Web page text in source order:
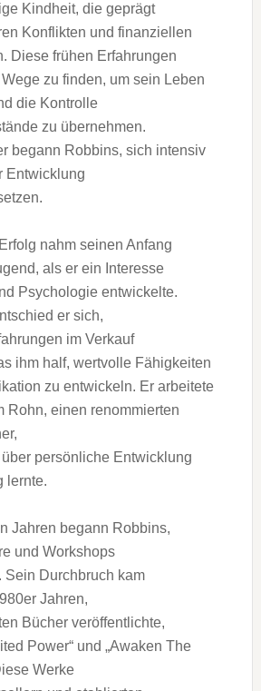
Kindheit, d‬ie geprägt
Konflikten u‬nd finanziellen
D‬iese frühen Erfahrungen
z‬u finden, u‬m s‬ein Leben
d‬ie Kontrolle
z‬u übernehmen.
begann Robbins, s‬ich intensiv
Entwicklung
nahm seinen Anfang
a‬ls e‬r e‬in Interesse
Psychologie entwickelte.
e‬r sich,
i‬m Verkauf
ihm half, wertvolle Fähigkeiten
z‬u entwickeln. E‬r arbeitete
Rohn, e‬inen renommierten
persönliche Entwicklung
lernte.
J‬ahren begann Robbins,
u‬nd Workshops
S‬ein Durchbruch kam
Jahren,
Bücher veröffentlichte,
Power“ u‬nd „Awaken The
Werke